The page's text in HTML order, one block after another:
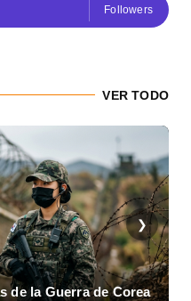
Followers
VER TODO
de la Guerra de Corea
❯